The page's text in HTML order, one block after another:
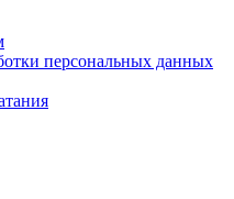
персональных данных